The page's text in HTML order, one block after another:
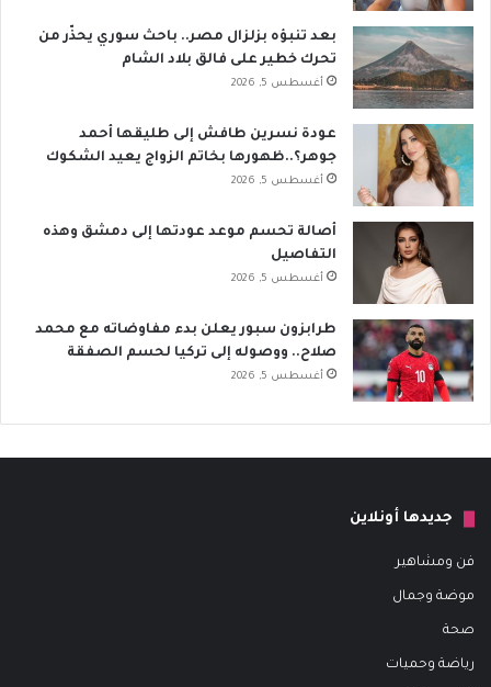
بعد تنبؤه بزلزال مصر.. باحث سوري يحذّر من
تحرك خطير على فالق بلاد الشام
أغسطس 5, 2026
عودة نسرين طافش إلى طليقها أحمد
جوهر؟..ظهورها بخاتم الزواج يعيد الشكوك
أغسطس 5, 2026
أصالة تحسم موعد عودتها إلى دمشق وهذه
التفاصيل
أغسطس 5, 2026
طرابزون سبور يعلن بدء مفاوضاته مع محمد
صلاح.. ووصوله إلى تركيا لحسم الصفقة
أغسطس 5, 2026
جديدها أونلاين
فن ومشاهير
موضة وجمال
صحة
رياضة وحميات